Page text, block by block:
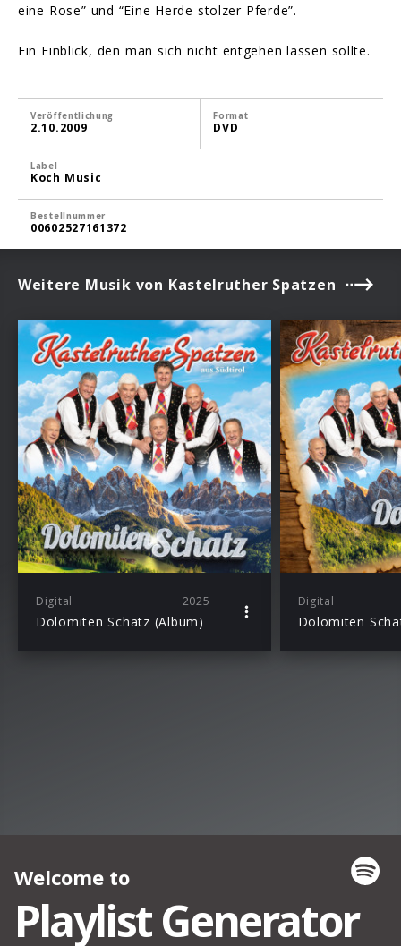
eine Rose” und “Eine Herde stolzer Pferde”.
Ein Einblick, den man sich nicht entgehen lassen sollte.
Veröffentlichung
2.10.2009
Format
DVD
Label
Koch Music
Bestellnummer
00602527161372
Weitere Musik von Kastelruther Spatzen
Digital 2025
Dolomiten Schatz (Album)
Digital
Dolomiten